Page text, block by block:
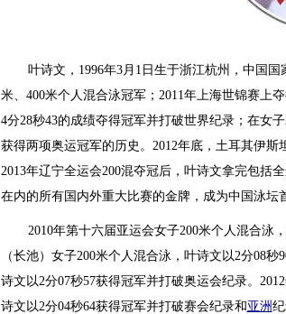
叶诗文，1996年3月1日生于浙江杭州，中国
米、400米个人混合泳冠军；2011年上海世锦赛上
4分28秒43的成绩夺得冠军并打破世界纪录；在女
获得两项奥运冠军的历史。2012年底，土耳其伊斯
2013年辽宁全运会200混夺冠后，叶诗文拿完包括
在内的所有国内外重大比赛的金牌，成为中国泳坛
2010年第十六届亚运会女子200米个人混合泳
（长池）女子200米个人混合泳，叶诗文以2分08
诗文以2分07秒57获得冠军并打破奥运会纪录。
诗文以2分04秒64获得冠军并打破赛会纪录和 亚洲纪